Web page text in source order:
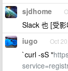
sjdhome
Slack 也 [受
iugo Oct
`curl -sS "